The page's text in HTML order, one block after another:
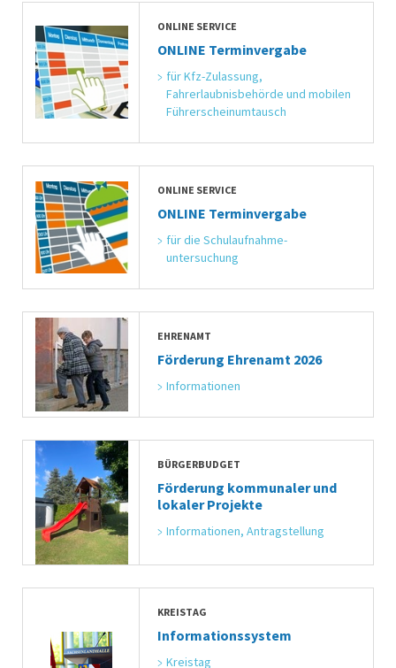
ONLINE SERVICE
ONLINE Terminvergabe
für Kfz-Zulassung,
Fahrerlaubnisbehörde und mobilen
Führerscheinumtausch
ONLINE SERVICE
ONLINE Terminvergabe
für die Schulaufnahme-
untersuchung
EHRENAMT
Förderung Ehrenamt 2026
Informationen
BÜRGERBUDGET
Förderung kommunaler und
lokaler Projekte
Informationen, Antragstellung
KREISTAG
Informationssystem
Kreistag